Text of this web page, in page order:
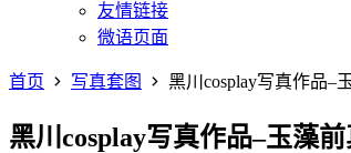
友情链接
微语页面
首页 写真套图 黑川cosplay写真作品–
黑川cosplay写真作品–玉藻